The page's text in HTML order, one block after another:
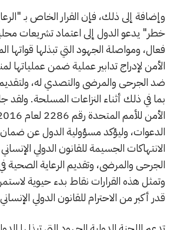
وإضافة إلى ذلك، فإن القرار الخاص بـ
خطر" يدعو الدول إلى اعتماد تشريعات
فعال، ومواصلة الجهود التي تبذلها
الأمن لإدراج تدابير عملية ضمن عملياتها
ضد الجرحى والمرضى والتصدي له، ولتقديم
بما في ذلك أثناء النزاعات المسلحة.
الدعوات، وليؤكد مسؤولية الدول عن
الانتهاكات الجسيمة للقانون الدولي
الجرحى والمرضى، وتقديم الرعاية الصحية
وتمثل هذه القرارات نقاط بدء حيوية
قدر أكبر من الاحترام للقانون الدولي